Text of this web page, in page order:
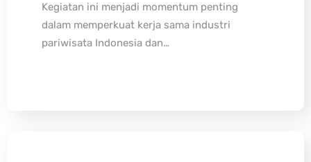
Kegiatan ini menjadi momentum penting
dalam memperkuat kerja sama industri
pariwisata Indonesia dan…